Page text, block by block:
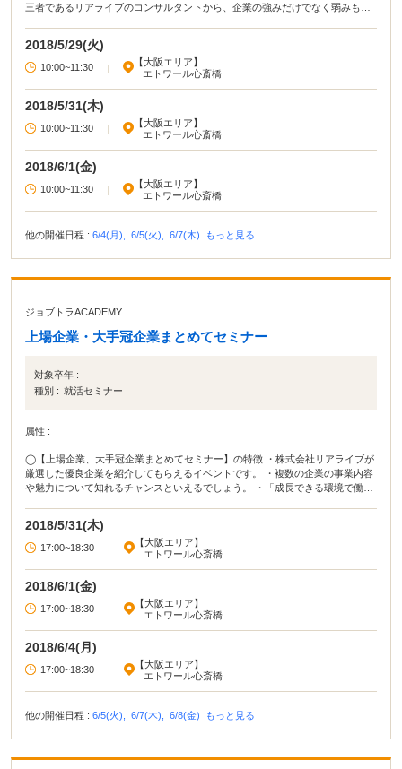
三者であるリアライブのコンサルタントから、企業の強みだけでなく弱みも教
ベカツ編集部review 「IT・WEB業界で働きたいけど志望企業が決まっていな
い」「成長できる環境で仕事がしたい」という人におすすめのイベントです。
短時間にも関わらず、仕事内容や魅力など多くの情報を収集することができま
を決めるのも良いでしょう。ぜひ参加してみてください！
2018/5/29(火)
10:00~11:30 |
【大阪エリア】
エトワール心斎橋
2018/5/31(木)
10:00~11:30 |
【大阪エリア】
エトワール心斎橋
2018/6/1(金)
10:00~11:30 |
【大阪エリア】
エトワール心斎橋
他の開催日程 : 6/4(月), 6/5(火), 6/7(木) もっと見る
ジョブトラACADEMY
上場企業・大手冠企業まとめてセミナー
対象卒年 :
種別 : 就活セミナー
属性 :
◯【上場企業、大手冠企業まとめてセミナー】の特徴 ・株式会社リアライブが
厳選した優良企業を紹介してもらえるイベントです。 ・複数の企業の事業内容
や魅力について知れるチャンスといえるでしょう。 ・「成長できる環境で働き
review 世界トップクラス企業の子会社や海外に拠点を持つ企業など、さまざま
な優良企業について知ることができます。まだ行きたい企業が決まっていない
人だけでなく、もっと他の企業も知りたいという方にもおすすめです！面接や
就活の進め方に関するアドバイスももらえるため、スケジュールに余裕がある
2018/5/31(木)
17:00~18:30 |
【大阪エリア】
エトワール心斎橋
2018/6/1(金)
17:00~18:30 |
【大阪エリア】
エトワール心斎橋
2018/6/4(月)
17:00~18:30 |
【大阪エリア】
エトワール心斎橋
他の開催日程 : 6/5(火), 6/7(木), 6/8(金) もっと見る